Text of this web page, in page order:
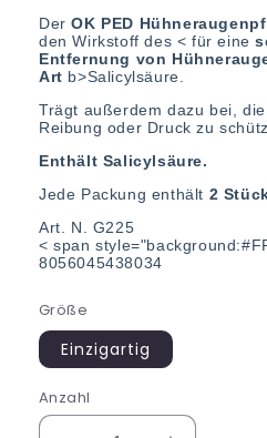
DerOK PED
den Wirkstoff des < für eine
Entfernung von
Art b>Salicylsäure.
Trägt außerdem dazu bei,
Reibung oder Druck zu
Enthält Salicylsäure.
Jede Packung enthält 2
Art. N. G225
< span
8056045438034
Größe
Einzigartig
Anzahl